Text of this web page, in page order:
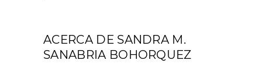
ACERCA DE SANDRA M.
SANABRIA BOHORQUEZ